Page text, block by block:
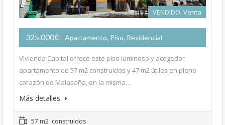
VENDIDO, Venta
325.000€ - Apartamento, Piso, Residencial
Vivienda Capital ofrece este piso luminoso y acogedor
apartamento de 57 m2 construidos y 47 m2 útiles en pleno
corazón de Malasaña, en la misma…
Más detalles
57 m2 construidos